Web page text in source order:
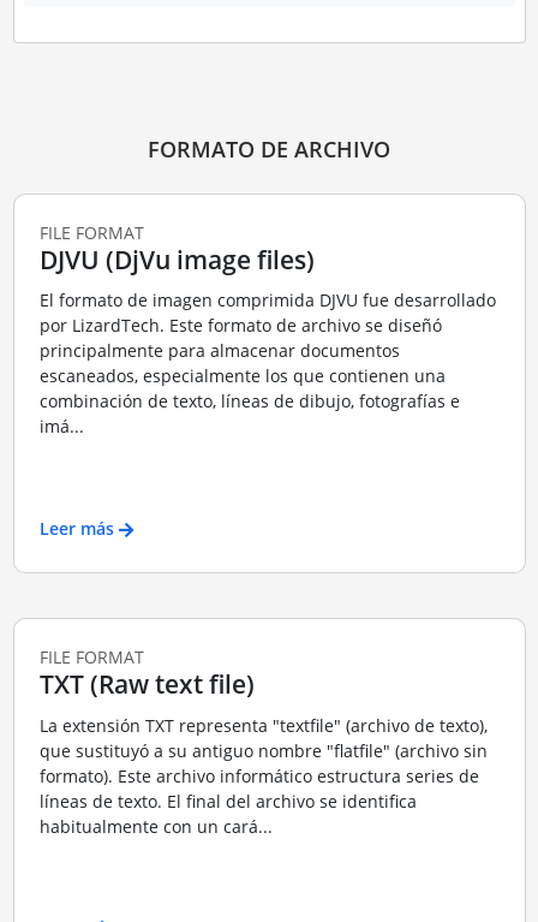
FORMATO DE ARCHIVO
FILE FORMAT
DJVU (DjVu image files)
El formato de imagen comprimida DJVU fue desarrollado
por LizardTech. Este formato de archivo se diseñó
principalmente para almacenar documentos
escaneados, especialmente los que contienen una
combinación de texto, líneas de dibujo, fotografías e
imá...
Leer más
FILE FORMAT
TXT (Raw text file)
La extensión TXT representa "textfile" (archivo de texto),
que sustituyó a su antiguo nombre "flatfile" (archivo sin
formato). Este archivo informático estructura series de
líneas de texto. El final del archivo se identifica
habitualmente con un cará...